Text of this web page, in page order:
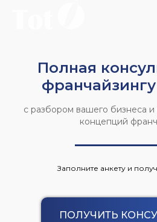
Полная
франчайзингу
с разбором вашего бизнеса
концепций
Заполните анкету и
ПОЛУЧИТЬ